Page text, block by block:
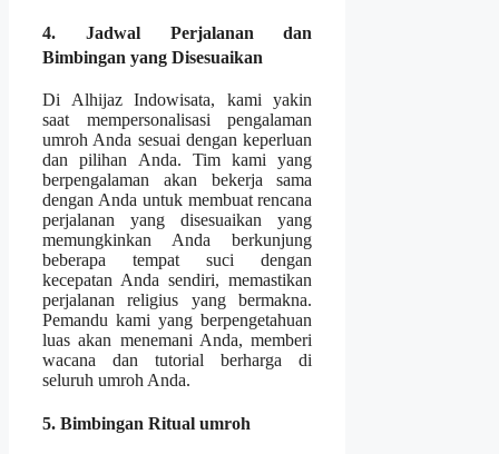
4. Jadwal Perjalanan dan
Bimbingan yang Disesuaikan
Di Alhijaz Indowisata, kami yakin
saat mempersonalisasi pengalaman
umroh Anda sesuai dengan keperluan
dan pilihan Anda. Tim kami yang
berpengalaman akan bekerja sama
dengan Anda untuk membuat rencana
perjalanan yang disesuaikan yang
memungkinkan Anda berkunjung
beberapa tempat suci dengan
kecepatan Anda sendiri, memastikan
perjalanan religius yang bermakna.
Pemandu kami yang berpengetahuan
luas akan menemani Anda, memberi
wacana dan tutorial berharga di
seluruh umroh Anda.
5. Bimbingan Ritual umroh